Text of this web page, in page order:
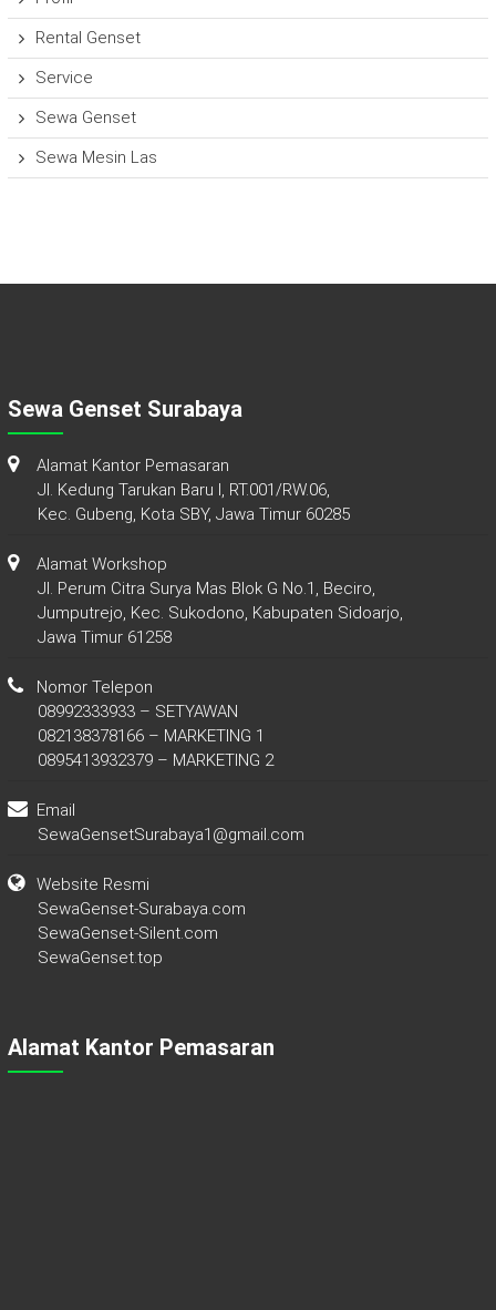
Rental Genset
Service
Sewa Genset
Sewa Mesin Las
Sewa Genset Surabaya
Alamat Kantor Pemasaran
Jl. Kedung Tarukan Baru I, RT.001/RW.06,
Kec. Gubeng, Kota SBY, Jawa Timur 60285
Alamat Workshop
Jl. Perum Citra Surya Mas Blok G No.1, Beciro,
Jumputrejo, Kec. Sukodono, Kabupaten Sidoarjo,
Jawa Timur 61258
Nomor Telepon
08992333933 – SETYAWAN
082138378166 – MARKETING 1
0895413932379 – MARKETING 2
Email
SewaGensetSurabaya1@gmail.com
Website Resmi
SewaGenset-Surabaya.com
SewaGenset-Silent.com
SewaGenset.top
Alamat Kantor Pemasaran